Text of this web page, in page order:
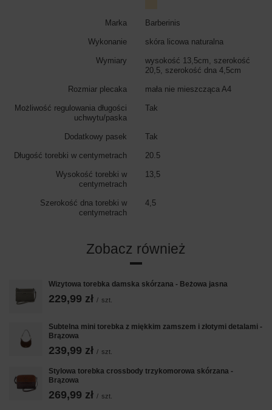
Marka Barberinis
Wykonanie skóra licowa naturalna
Wymiary
wysokość 13,5cm, szerokość
20,5, szerokość dna 4,5cm
Rozmiar plecaka mała nie mieszcząca A4
Możliwość regulowania długości
uchwytu/paska
Tak
Dodatkowy pasek Tak
Długość torebki w centymetrach 20.5
Wysokość torebki w
centymetrach
13,5
Szerokość dna torebki w
centymetrach
4,5
Zobacz również
Wizytowa torebka damska skórzana - Beżowa jasna
229,99 zł / szt.
Subtelna mini torebka z miękkim zamszem i złotymi detalami -
Brązowa
239,99 zł / szt.
Stylowa torebka crossbody trzykomorowa skórzana -
Brązowa
269,99 zł / szt.